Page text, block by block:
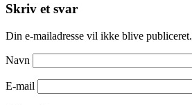
Skriv et svar
Din e-mailadresse vil ikke blive publiceret.
Navn
E-mail